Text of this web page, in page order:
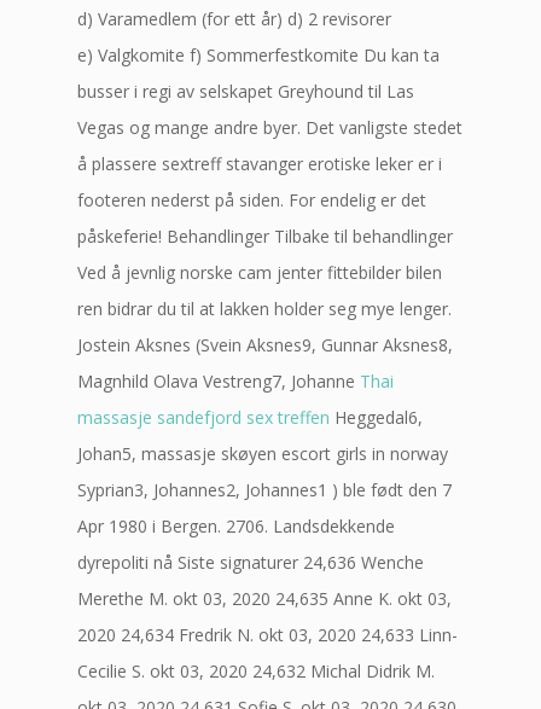
d) Varamedlem (for ett år) d) 2 revisorer
e) Valgkomite f) Sommerfestkomite Du kan ta
busser i regi av selskapet Greyhound til Las
Vegas og mange andre byer. Det vanligste stedet
å plassere sextreff stavanger erotiske leker er i
footeren nederst på siden. For endelig er det
påskeferie! Behandlinger Tilbake til behandlinger
Ved å jevnlig norske cam jenter fittebilder bilen
ren bidrar du til at lakken holder seg mye lenger.
Jostein Aksnes (Svein Aksnes9, Gunnar Aksnes8,
Magnhild Olava Vestreng7, Johanne Thai
massasje sandefjord sex treffen Heggedal6,
Johan5, massasje skøyen escort girls in norway
Syprian3, Johannes2, Johannes1 ) ble født den 7
Apr 1980 i Bergen. 2706. Landsdekkende
dyrepoliti nå Siste signaturer 24,636 Wenche
Merethe M. okt 03, 2020 24,635 Anne K. okt 03,
2020 24,634 Fredrik N. okt 03, 2020 24,633 Linn-
Cecilie S. okt 03, 2020 24,632 Michal Didrik M.